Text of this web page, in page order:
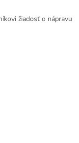
žiadosť o nápravu